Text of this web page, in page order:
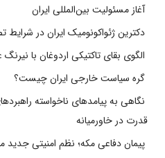
آغاز مسئولیت بین‌المللی ایران
دکترین ژئواکونومیک ایران در شرایط
الگوی بقای تاکتیکی اردوغان با نیرنگ
گره سیاست خارجی ایران چیست؟
نگاهی به پیامدهای ناخواسته
قدرت در خاورمیانه
پیمان دفاعی مکه؛ نظم امنیتی جدید